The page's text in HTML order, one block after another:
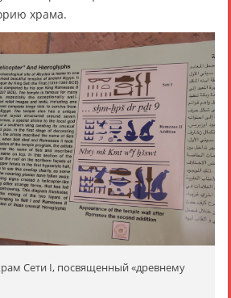
храма.
Сети I, посвященный «древнему